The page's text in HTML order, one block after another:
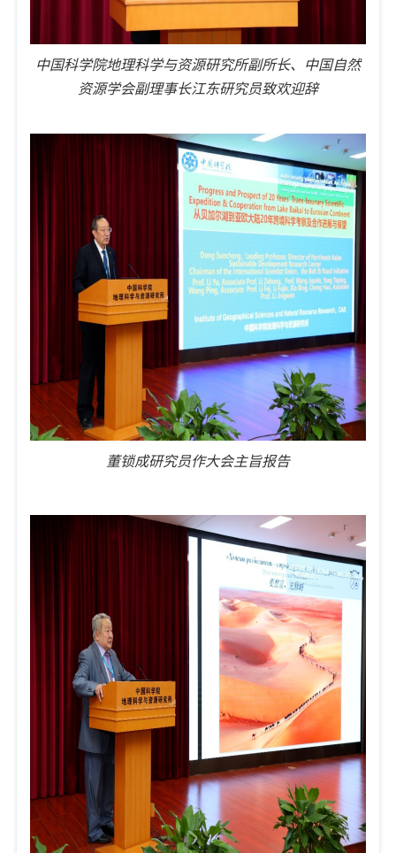
中国科学院地理科学与资源研究所副所长、中国自然
资源学会副理事长江东研究员致欢迎辞
董锁成研究员作大会主旨报告